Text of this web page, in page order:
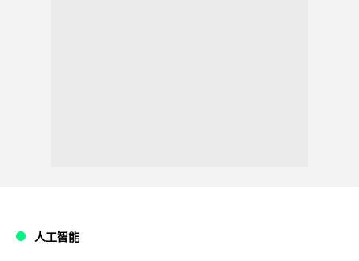
人工智能